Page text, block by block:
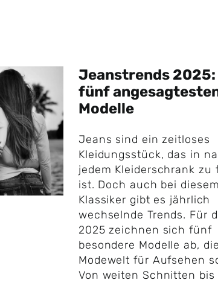
Jeanstrends 2025:
fünf
Modelle
Jeans sind ein zeitloses
Kleidungsstück, das in
jedem Kleiderschrank zu
ist. Doch auch bei diesem
Klassiker gibt es jährlich
wechselnde Trends. Für
2025 zeichnen sich fünf
besondere Modelle ab,
Modewelt für Aufsehen
Von weiten Schnitten bis